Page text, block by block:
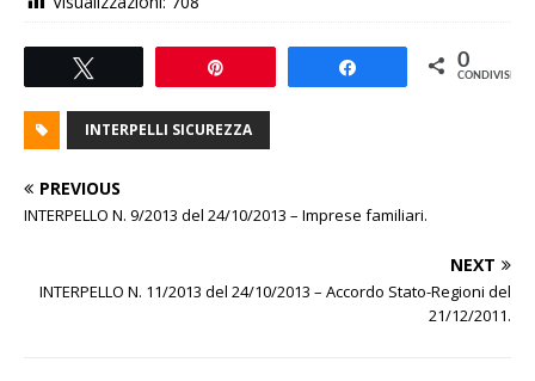
0
CONDIVISIONI
INTERPELLI SICUREZZA
PREVIOUS
INTERPELLO N. 9/2013 del 24/10/2013 – Imprese familiari.
NEXT
INTERPELLO N. 11/2013 del 24/10/2013 – Accordo Stato-Regioni del
21/12/2011.